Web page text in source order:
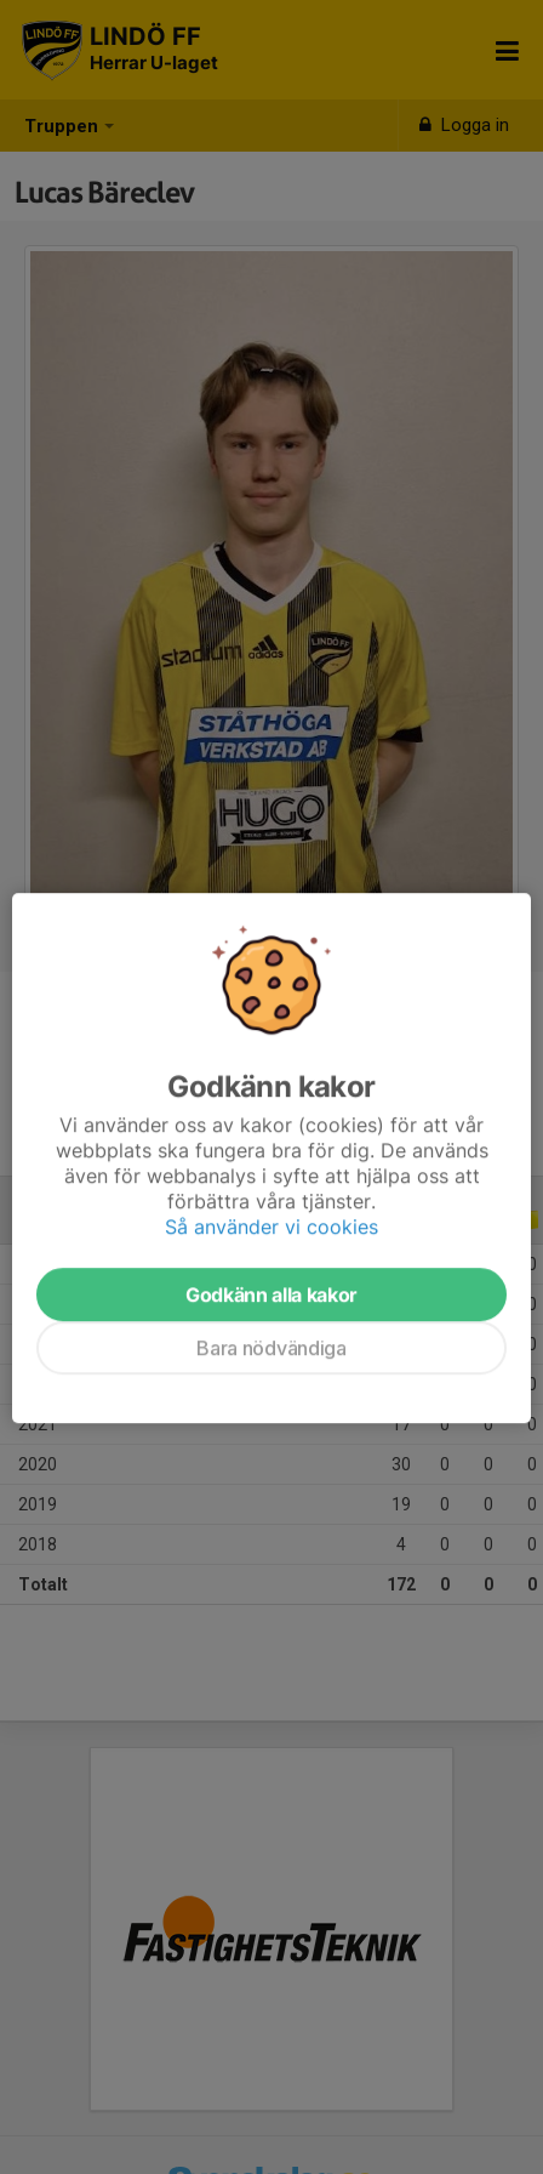
Truppen Logga in
LINDÖ FF
Herrar U-laget
Lucas Bäreclev
Back
ALLA ÅR
2025 13 0 0 0
2024 0
0
0
2021 17 0 0 0
2020 30 0 0 0
2019 19 0 0 0
2018 4 0 0 0
Totalt 172 0 0 0
Godkänn kakor
Vi använder oss av kakor (cookies) för att vår
webbplats ska fungera bra för dig. De används
även för webbanalys i syfte att hjälpa oss att
förbättra våra tjänster.
Så använder vi cookies
Godkänn alla kakor
Bara nödvändiga